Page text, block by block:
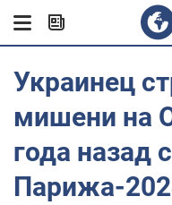
Украинец
мишени на
года назад
Парижа-